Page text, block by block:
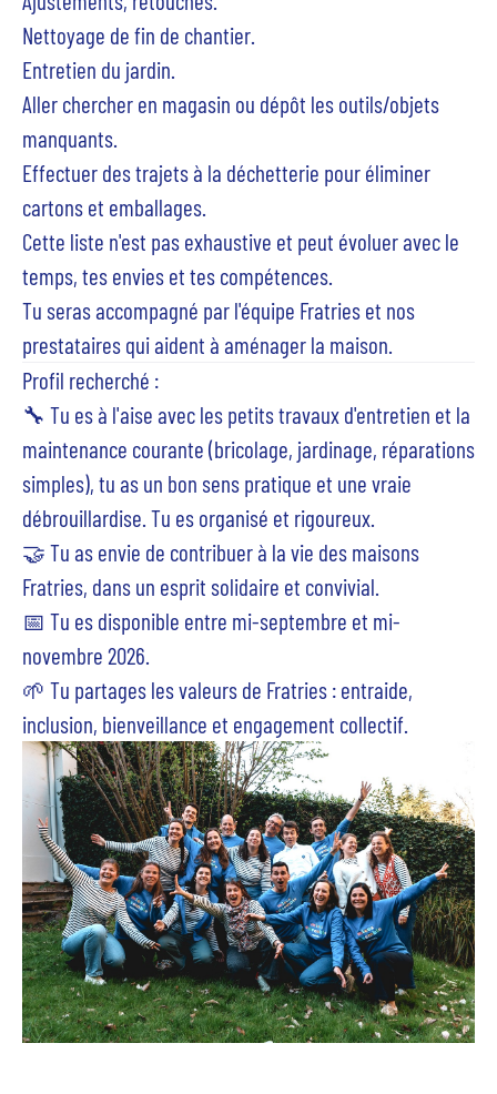
Nettoyage de fin de chantier.
Entretien du jardin.
Aller chercher en magasin ou dépôt les outils/objets
manquants.
Effectuer des trajets à la déchetterie pour éliminer
cartons et emballages.
Cette liste n'est pas exhaustive et peut évoluer avec le
temps, tes envies et tes compétences.
Tu seras accompagné par l'équipe Fratries et nos
prestataires qui aident à aménager la maison.
Profil recherché :
🔧 Tu es à l'aise avec les petits travaux d'entretien et la
maintenance courante (bricolage, jardinage, réparations
simples), tu as un bon sens pratique et une vraie
débrouillardise. Tu es organisé et rigoureux.
🤝 Tu as envie de contribuer à la vie des maisons
Fratries, dans un esprit solidaire et convivial.
📅 Tu es disponible entre mi-septembre et mi-
novembre 2026.
🌱 Tu partages les valeurs de Fratries : entraide,
inclusion, bienveillance et engagement collectif.